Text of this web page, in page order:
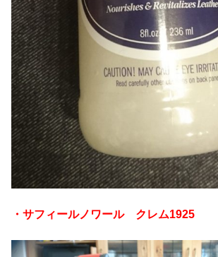
・サフィールノワール クレム1925